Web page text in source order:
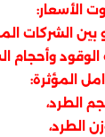
الأسعار:
الشركات
الوقود وأحجام
المؤثرة:
الطرد،
الطرد،